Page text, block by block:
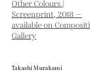
Takashi Murakami